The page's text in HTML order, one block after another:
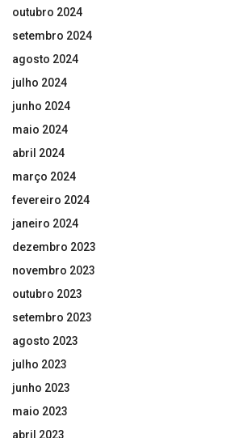
outubro 2024
setembro 2024
agosto 2024
julho 2024
junho 2024
maio 2024
abril 2024
março 2024
fevereiro 2024
janeiro 2024
dezembro 2023
novembro 2023
outubro 2023
setembro 2023
agosto 2023
julho 2023
junho 2023
maio 2023
abril 2023